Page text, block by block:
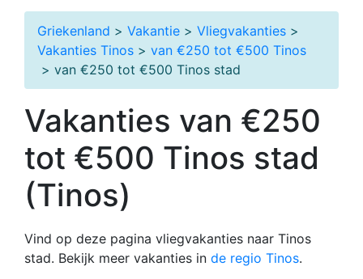
Griekenland > Vakantie > Vliegvakanties >
Vakanties Tinos > van €250 tot €500 Tinos
> van €250 tot €500 Tinos stad
Vakanties van €250
tot €500 Tinos stad
(Tinos)
Vind op deze pagina vliegvakanties naar Tinos
stad. Bekijk meer vakanties in de regio Tinos.